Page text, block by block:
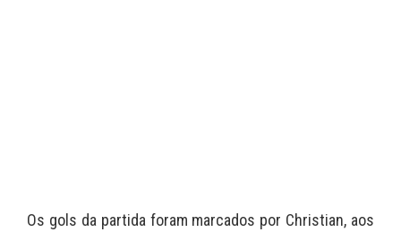
Os gols da partida foram marcados por Christian, aos